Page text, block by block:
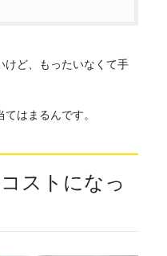
けど、もったいなくて手
はまるんです。
ストになっ